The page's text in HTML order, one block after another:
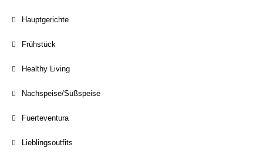
Hauptgerichte
Frühstück
Healthy Living
Nachspeise/Süßspeise
Fuerteventura
Lieblingsoutfits